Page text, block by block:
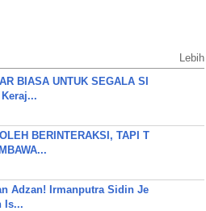
Lebih
BIASA UNTUK SEGALA SI
BERINTERAKSI, TAPI T
Adzan! Irmanputra Sidin Je
Is...